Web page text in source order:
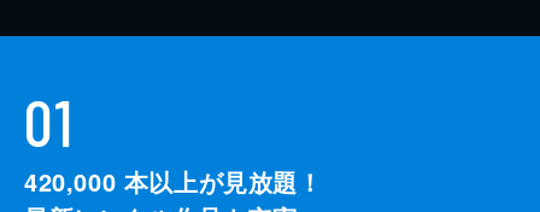
01
420,000 本以上が見放題！